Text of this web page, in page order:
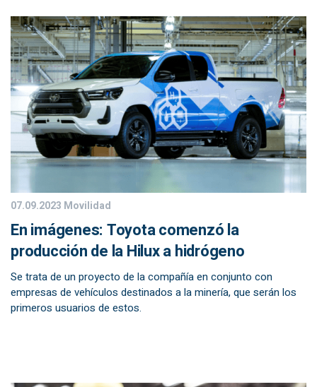
07.09.2023 Movilidad
En imágenes: Toyota comenzó la
producción de la Hilux a hidrógeno
Se trata de un proyecto de la compañía en conjunto con
empresas de vehículos destinados a la minería, que serán los
primeros usuarios de estos.